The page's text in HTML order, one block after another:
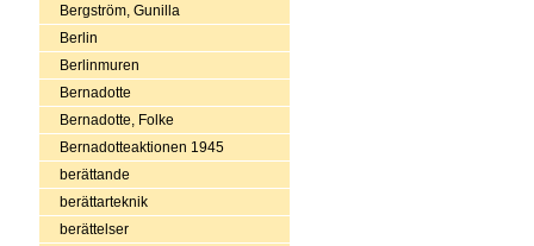
Bergström, Gunilla
Berlin
Berlinmuren
Bernadotte
Bernadotte, Folke
Bernadotteaktionen 1945
berättande
berättarteknik
berättelser